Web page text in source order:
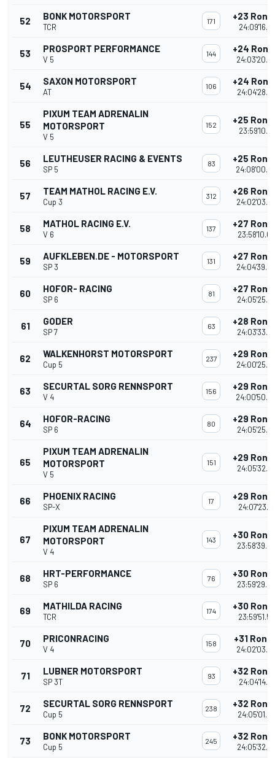
52 BONK MOTORSPORT
TCR
171 +23
53 PROSPORT PERFORMANCE
V 5
144 +24
54 SAXON MOTORSPORT
AT
106 +24
55
PIXUM TEAM ADRENALIN
MOTORSPORT
V 5
152 +25
56 LEUTHEUSER RACING & EVENTS
SP 5
83 +25
57 TEAM MATHOL RACING E.V.
Cup 3
312 +26
58 MATHOL RACING E.V.
V 6
137 +27
59 AUFKLEBEN.DE - MOTORSPORT
SP 3
131 +27
60 HOFOR- RACING
SP 6
81 +27
61 GODER
SP 7
63 +28
62 WALKENHORST MOTORSPORT
Cup 5
237 +29
63 SECURTAL SORG RENNSPORT
V 4
156 +29
64 HOFOR-RACING
SP 6
80 +29
65
PIXUM TEAM ADRENALIN
MOTORSPORT
V 5
151 +29
66 PHOENIX RACING
SP-X
17 +29
67
PIXUM TEAM ADRENALIN
MOTORSPORT
V 4
143 +30
68 HRT-PERFORMANCE
SP 6
76 +30
69 MATHILDA RACING
TCR
174 +30
70 PRICONRACING
V 4
158 +31
71 LUBNER MOTORSPORT
SP 3T
93 +32
72 SECURTAL SORG RENNSPORT
Cup 5
238 +32
73 BONK MOTORSPORT
Cup 5
245 +32